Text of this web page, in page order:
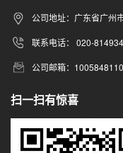
公司地址：广东省广州
联系电话： 020-
公司邮箱：
扫一扫有惊喜